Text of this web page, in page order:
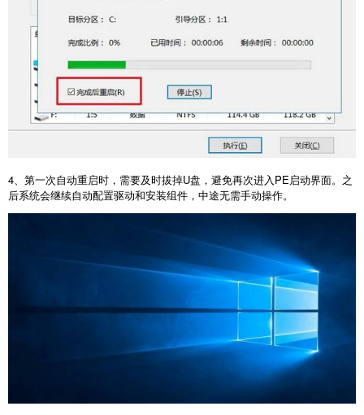
4、第一次自动重启时，需要及时拔掉U盘，避免再次进入PE启动界面。之
后系统会继续自动配置驱动和安装组件，中途无需手动操作。